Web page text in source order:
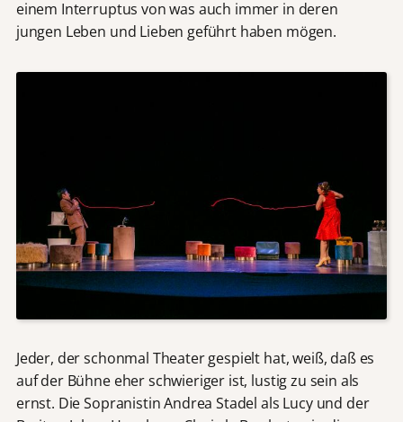
einem Interruptus von was auch immer in deren
jungen Leben und Lieben geführt haben mögen.
Jeder, der schonmal Theater gespielt hat, weiß, daß es
auf der Bühne eher schwieriger ist, lustig zu sein als
ernst. Die Sopranistin Andrea Stadel als Lucy und der